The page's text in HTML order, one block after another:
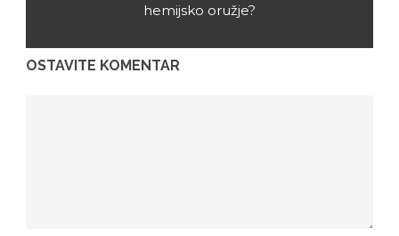
hemijsko oružje?
OSTAVITE KOMENTAR